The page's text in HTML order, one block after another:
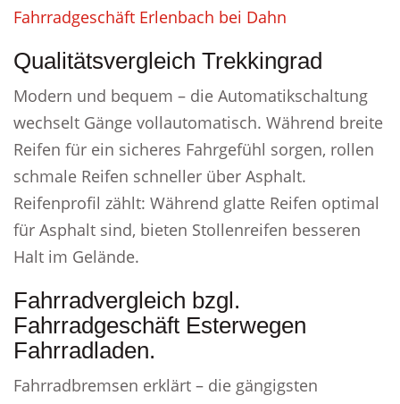
Fahrradgeschäft Erlenbach bei Dahn
Qualitätsvergleich Trekkingrad
Modern und bequem – die Automatikschaltung
wechselt Gänge vollautomatisch. Während breite
Reifen für ein sicheres Fahrgefühl sorgen, rollen
schmale Reifen schneller über Asphalt.
Reifenprofil zählt: Während glatte Reifen optimal
für Asphalt sind, bieten Stollenreifen besseren
Halt im Gelände.
Fahrradvergleich bzgl.
Fahrradgeschäft Esterwegen
Fahrradladen.
Fahrradbremsen erklärt – die gängigsten